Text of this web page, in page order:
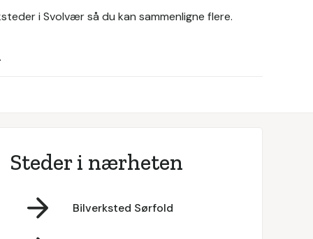
i Svolvær så du kan sammenligne flere.
Steder i nærheten
Bilverksted Sørfold